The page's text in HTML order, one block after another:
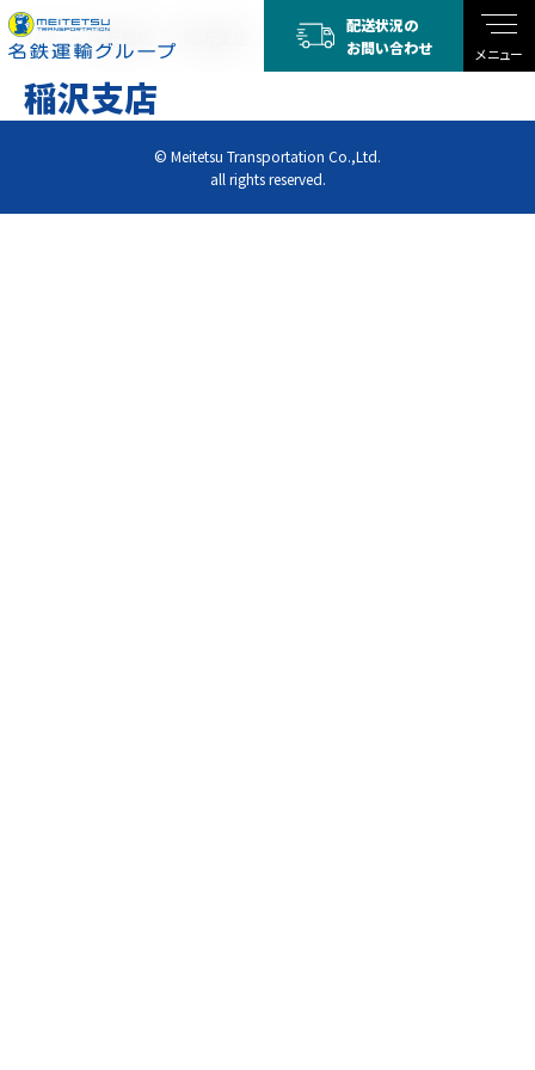
メニュー
配送状況の
お問い合わせ
TOP 稲沢支店
稲沢支店
© Meitetsu Transportation Co.,Ltd.
all rights reserved.